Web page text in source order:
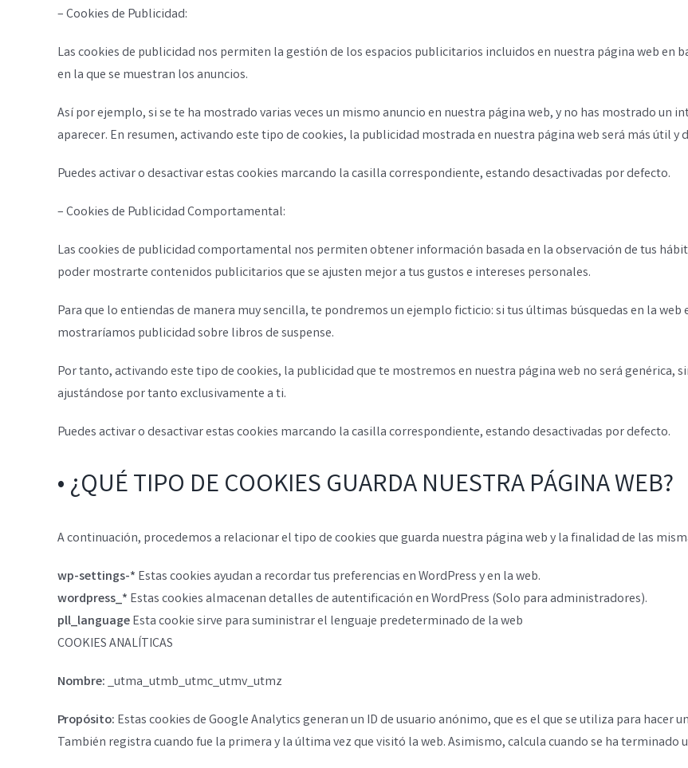
– Cookies de Publicidad:
Las cookies de publicidad nos permiten la gestión de los espacios publicitarios incluidos en nuestra página web en
en la que se muestran los anuncios.
Así por ejemplo, si se te ha mostrado varias veces un mismo anuncio en nuestra página web, y no has mostrado un
aparecer. En resumen, activando este tipo de cookies, la publicidad mostrada en nuestra página web será más útil y
Puedes activar o desactivar estas cookies marcando la casilla correspondiente, estando desactivadas por defecto.
– Cookies de Publicidad Comportamental:
Las cookies de publicidad comportamental nos permiten obtener información basada en la observación de tus
poder mostrarte contenidos publicitarios que se ajusten mejor a tus gustos e intereses personales.
Para que lo entiendas de manera muy sencilla, te pondremos un ejemplo ficticio: si tus últimas búsquedas en la
mostraríamos publicidad sobre libros de suspense.
Por tanto, activando este tipo de cookies, la publicidad que te mostremos en nuestra página web no será genérica,
ajustándose por tanto exclusivamente a ti.
Puedes activar o desactivar estas cookies marcando la casilla correspondiente, estando desactivadas por defecto.
• ¿QUÉ TIPO DE COOKIES GUARDA NUESTRA PÁGINA WEB?
A continuación, procedemos a relacionar el tipo de cookies que guarda nuestra página web y la finalidad de las
wp-settings-* Estas cookies ayudan a recordar tus preferencias en WordPress y en la web.
wordpress_* Estas cookies almacenan detalles de autentificación en WordPress (Solo para administradores).
pll_languageEsta cookie sirve para suministrar el lenguaje predeterminado de la web
COOKIES ANALÍTICAS
Nombre:_utma_utmb_utmc_utmv_utmz
Propósito: Estas cookies de Google Analytics generan un ID de usuario anónimo, que es el que se utiliza para hacer
También registra cuando fue la primera y la última vez que visitó la web. Asimismo, calcula cuando se ha terminado